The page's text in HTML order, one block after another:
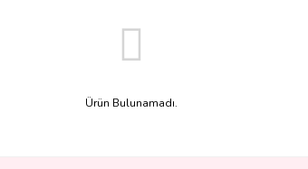
Ürün Bulunamadı.